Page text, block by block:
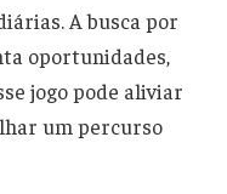
A busca por
oportunidades,
jogo pode aliviar
um percurso